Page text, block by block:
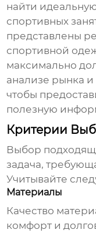
найти
спортивных
представлены
спортивной
максимально
анализе рынка
чтобы
полезную
Критерии
Выбор
задача,
Учитывайте
Материалы
Качество
комфорт и